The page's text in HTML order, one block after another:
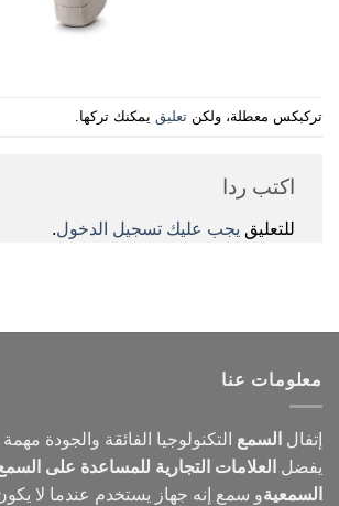
تركبكس معطلة، ولكن تعليق يمكنك تركها.
اكتب ردا
للتعليق يجب عليك تسجيل الدخول.
معلومات عنا
إتفال السمع التكنولوجيا الفائقة والجودة
يفضل العلامات التجارية للمساعدة على
السمعيةو سمع إنه جهاز يستخدم عندما لا